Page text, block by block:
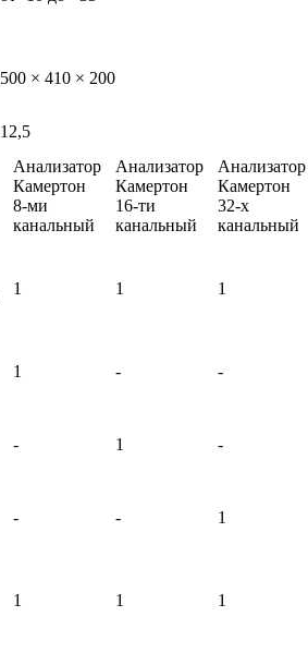
500 × 410 × 200
12,5
Анализатор
Камертон
8-ми
канальный
Анализатор
Камертон
16-ти
канальный
Анализатор
Камертон
32-х
канальный
1 1 1
1 - -
- 1 -
- - 1
1 1 1